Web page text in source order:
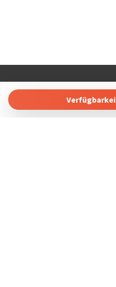
Calle Carlos Senti 23
Tel: +34 865689257